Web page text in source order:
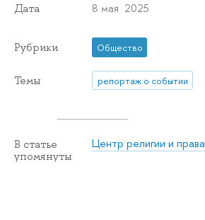
Дата 8 мая 2025
Рубрики Общество
Темы репортаж о событии
В статье
упомянуты
Центр религии и права